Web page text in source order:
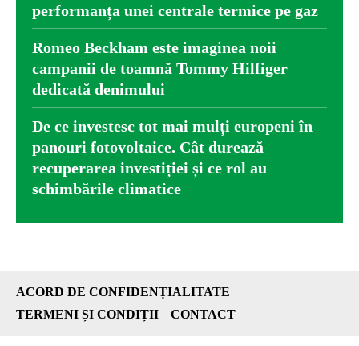
performanța unei centrale termice pe gaz
Romeo Beckham este imaginea noii
campanii de toamnă Tommy Hilfiger
dedicată denimului
De ce investesc tot mai mulți europeni în
panouri fotovoltaice. Cât durează
recuperarea investiției și ce rol au
schimbările climatice
ACORD DE CONFIDENȚIALITATE
TERMENI ȘI CONDIȚII
CONTACT